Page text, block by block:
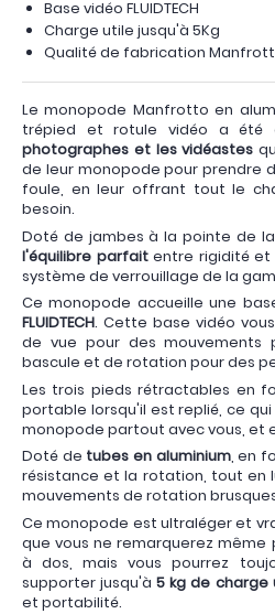
Base vidéo FLUIDTECH
Charge utile jusqu'à 5Kg
Qualité de fabrication
Le monopode Manfrotto en
trépied et rotule vidéo a été
photographes et les vidéastes
de leur monopode pour prendre
foule, en leur offrant tout le
besoin.
Doté de jambes à la pointe de
l'équilibre parfaitentre rigidité et
système de verrouillage de la
Ce monopode accueille une
FLUIDTECH. Cette base vidéo
de vue pour des mouvements
bascule et de rotation pour des
Les trois pieds rétractables en
portable lorsqu'il est replié, ce
monopode partout avec vous, et
Doté de tubes en aluminium, en
résistance et la rotation, tout en
mouvements de rotation
Ce monopode est ultraléger et
que vous ne remarquerez
à dos, mais vous pourrez
supporter jusqu'à5 kg de charge
et portabilité.